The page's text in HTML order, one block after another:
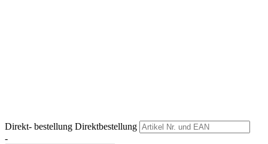
Direkt- bestellung Direktbestellung
-